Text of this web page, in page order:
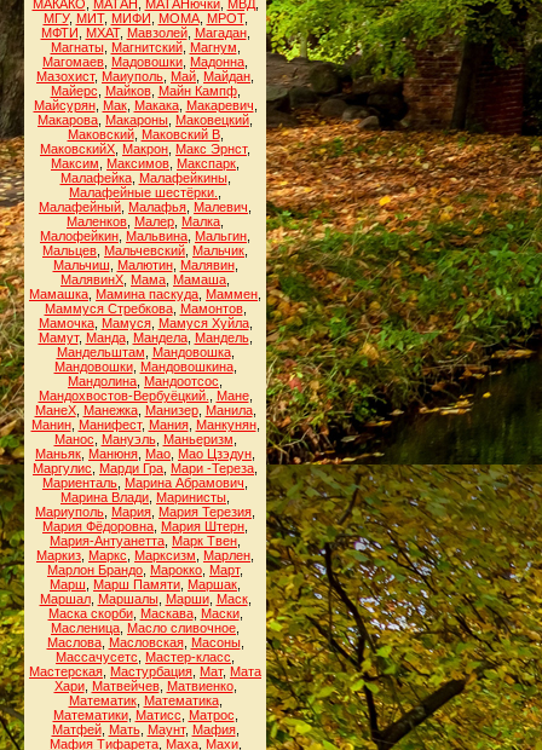
МАКАКО
МАТАН МАТАНючки, МВД,
МГУ, МИТ, МИФИ МОМА, МРОТ,
МФТИ
МХАТ, Мавзолей, Магадан,
Магнаты, Магнитский, Магнум
Магомаев Мадовошки Мадонна
Мазохист, Маиуполь Май Майдан
Майерс
Майков, Майн Кампф,
Майсурян, Мак, Макака, Макаревич
Макарова Макароны Маковецкий
Маковский, Маковский В,
МаковскийХ Макрон Макс Эрнст,
Максим
Максимов Макспарк
Малафейка, Малафейкины,
Малафейные шестёрки.
Малафейный Малафья Малевич
Маленков Малер Малка
Малофейкин Мальвина Мальгин
Мальцев Мальчевский Мальчик
Мальчиш
Малютин, Малявин,
МалявинХ Мама Мамаша
Мамашка Мамина паскуда Маммен
Маммуся Стребкова, Мамонтов,
Мамочка, Мамуся, Мамуся Хуйла,
Мамут, Манда, Мандела, Мандель,
Мандельштам
Мандовошка,
Мандовошки, Мандовошкина,
Мандолина Мандоотсос
Мандохвостов-Вербуёцкий.
Мане,
МанеХ, Манежка, Манизер, Манила,
Манин, Манифест, Мания, Манкунян,
Манос
Мануэль, Маньеризм
Маньяк Манюня Мао Мао Цзэдун
Маргулис
Марди Гра Мари -Тереза
Мариенталь Марина Абрамович
Марина Влади Маринисты
Мариуполь Мария Мария Терезия
Мария Фёдоровна Мария Штерн
Мария-Антуанетта Марк Твен
Маркиз Маркс Марксизм Марлен
Марлон Брандо Марокко Март,
Марш
Марш Памяти Маршак
Маршал, Маршалы, Марши, Маск,
Маска скорби, Маскава, Маски,
Масленица Масло сливочное
Маслова, Масловская, Масоны,
Массачусетс
Мастер-класс
Мастерская Мастурбация Мат, Мата
Хари, Матвейчев, Матвиенко,
Математик, Математика,
Математики, Матисс Матрос
Матфей, Мать, Маунт, Мафия,
Мафия Тифарета, Маха, Махи,